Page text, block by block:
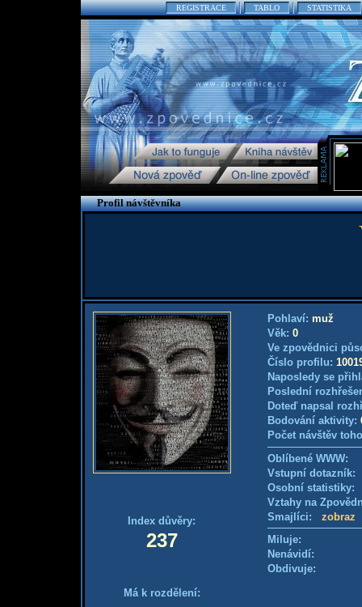
REGISTRACE TABLO STATISTIKA
Profil návštěvníka
Index důvěry:
237
Má k rozdělení:
Pohlaví: muž
Věk: 0
Ve zpovědnici
Číslo profilu:
Naposledy se
Poslední
Doteď napsal
Bodování aktivity:
Počet návštěv
Oblíbené WWW:
Vstupní
Osobní
Vztahy na
Smajlíci: zobraz
Miluje:
Nenávidí:
Obdivuje: